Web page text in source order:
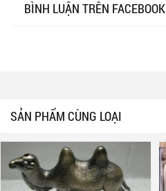
BÌNH LUẬN TRÊN FACEBOOK
SẢN PHẨM CÙNG LOẠI